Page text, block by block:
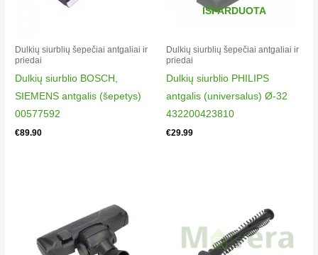
Tefal TW6493EA/410
Tefal TW6843EA/410
VACUUM CLEANER X-TREM POWER
Tefal TW6843EA/411
VACUUM CLEANER X-TREM POWER
Tefal TW6861EA/410
VACUUM CLEANER X-TREM POWER
VACUUM CLEANER X-TREM POWER
Tefal TW6885EA/410
VACUUM CLEANER X-TREM POWER
Dulkių siurblių šepečiai antgaliai ir
priedai
Dulkių siurblio BOSCH,
SIEMENS antgalis (šepetys)
00577592
€89.90
IŠPARDUOTA
Dulkių siurblių šepečiai antgaliai ir
priedai
Dulkių siurblio PHILIPS
antgalis (universalus) Ø-32
432200423810
€29.99